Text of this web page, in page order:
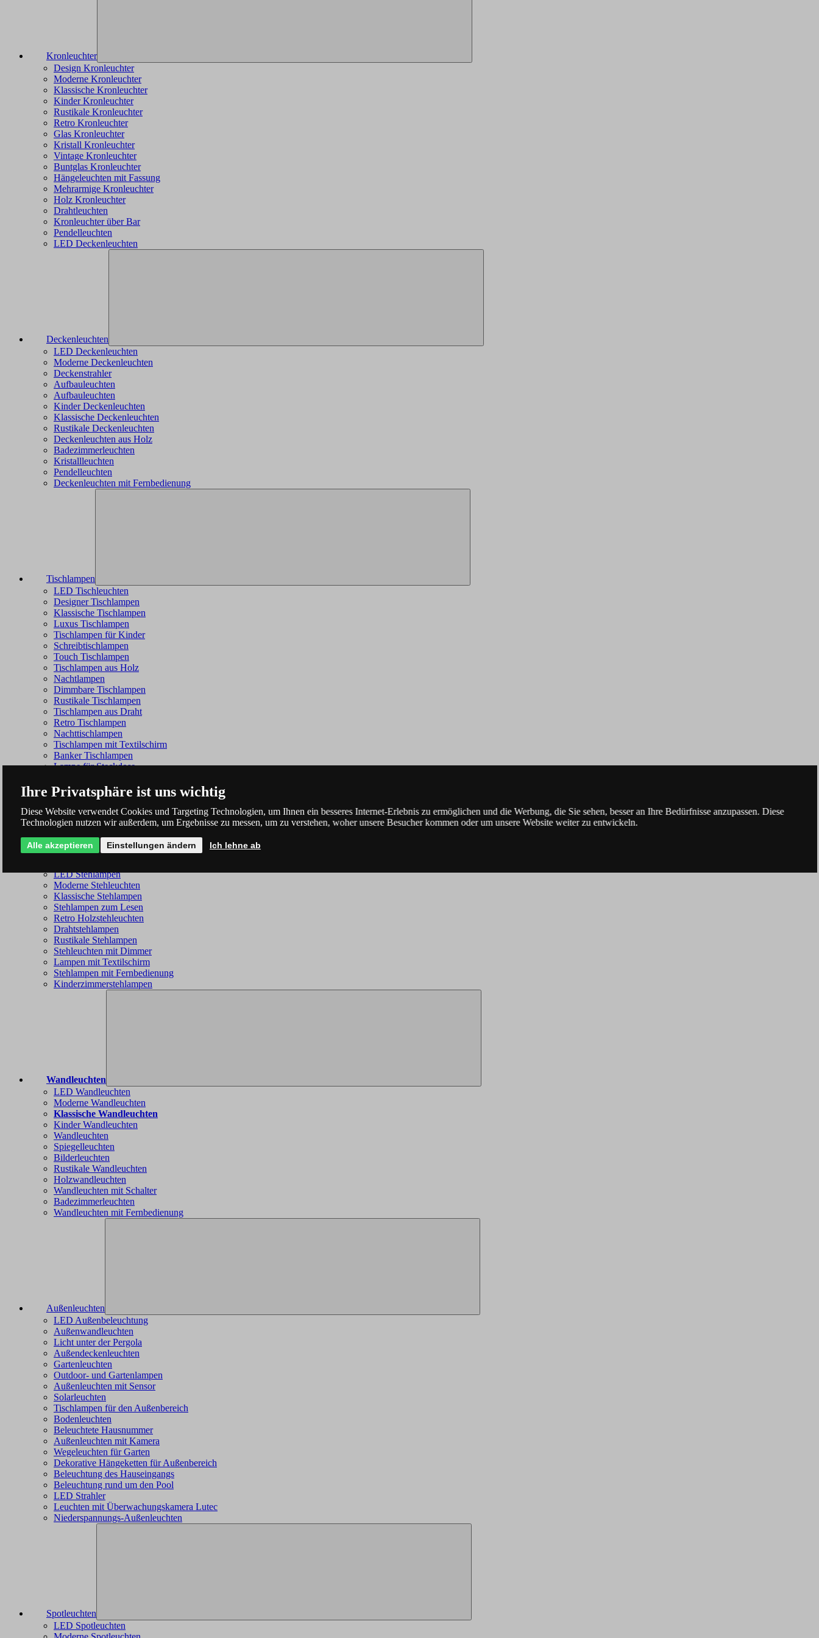
Kronleuchter
Design Kronleuchter
Moderne Kronleuchter
Klassische Kronleuchter
Kinder Kronleuchter
Rustikale Kronleuchter
Retro Kronleuchter
Glas Kronleuchter
Kristall Kronleuchter
Vintage Kronleuchter
Buntglas Kronleuchter
Hängeleuchten mit Fassung
Mehrarmige Kronleuchter
Holz Kronleuchter
Drahtleuchten
Kronleuchter über Bar
Pendelleuchten
LED Deckenleuchten
Deckenleuchten
LED Deckenleuchten
Moderne Deckenleuchten
Deckenstrahler
Aufbauleuchten
Aufbauleuchten
Kinder Deckenleuchten
Klassische Deckenleuchten
Rustikale Deckenleuchten
Deckenleuchten aus Holz
Badezimmerleuchten
Kristallleuchten
Pendelleuchten
Deckenleuchten mit Fernbedienung
Tischlampen
LED Tischleuchten
Designer Tischlampen
Klassische Tischlampen
Luxus Tischlampen
Tischlampen für Kinder
Schreibtischlampen
Touch Tischlampen
Tischlampen aus Holz
Nachtlampen
Dimmbare Tischlampen
Rustikale Tischlampen
Tischlampen aus Draht
Retro Tischlampen
Nachttischlampen
Tischlampen mit Textilschirm
Banker Tischlampen
Lampe für Steckdose
LED Stehlampen
Moderne Stehleuchten
Klassische Stehlampen
Stehlampen zum Lesen
Retro Holzstehleuchten
Drahtstehlampen
Rustikale Stehlampen
Stehleuchten mit Dimmer
Lampen mit Textilschirm
Stehlampen mit Fernbedienung
Kinderzimmerstehlampen
Wandleuchten
LED Wandleuchten
Moderne Wandleuchten
Klassische Wandleuchten
Kinder Wandleuchten
Wandleuchten
Spiegelleuchten
Bilderleuchten
Rustikale Wandleuchten
Holzwandleuchten
Wandleuchten mit Schalter
Badezimmerleuchten
Wandleuchten mit Fernbedienung
Außenleuchten
LED Außenbeleuchtung
Außenwandleuchten
Licht unter der Pergola
Außendeckenleuchten
Gartenleuchten
Outdoor- und Gartenlampen
Außenleuchten mit Sensor
Solarleuchten
Tischlampen für den Außenbereich
Bodenleuchten
Beleuchtete Hausnummer
Außenleuchten mit Kamera
Wegeleuchten für Garten
Dekorative Hängeketten für Außenbereich
Beleuchtung des Hauseingangs
Beleuchtung rund um den Pool
LED Strahler
Leuchten mit Überwachungskamera Lutec
Niederspannungs-Außenleuchten
Spotleuchten
LED Spotleuchten
Ihre Privatsphäre ist uns wichtig
Diese Website verwendet Cookies und Targeting Technologien, um Ihnen ein besseres Internet-Erlebnis zu ermöglichen und die Werbung, die Sie sehen, besser an Ihre Bedürfnisse anzupassen. Diese
Technologien nutzen wir außerdem, um Ergebnisse zu messen, um zu verstehen, woher unsere Besucher kommen oder um unsere Website weiter zu entwickeln.
Alle akzeptieren Einstellungen ändern Ich lehne ab